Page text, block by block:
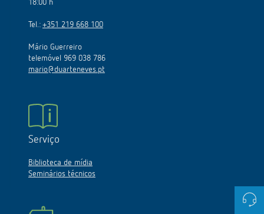
18:00 h
Tel.: +351 219 668 100
Mário Guerreiro
telemóvel 969 038 786
mario@duarteneves.pt
Serviço
Biblioteca de mídia
Seminários técnicos